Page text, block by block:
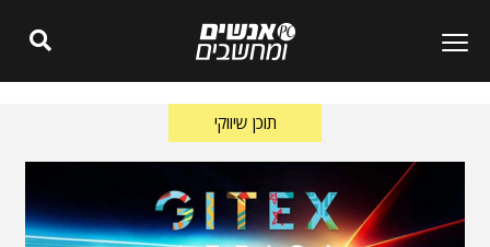
תוכן שיווקי